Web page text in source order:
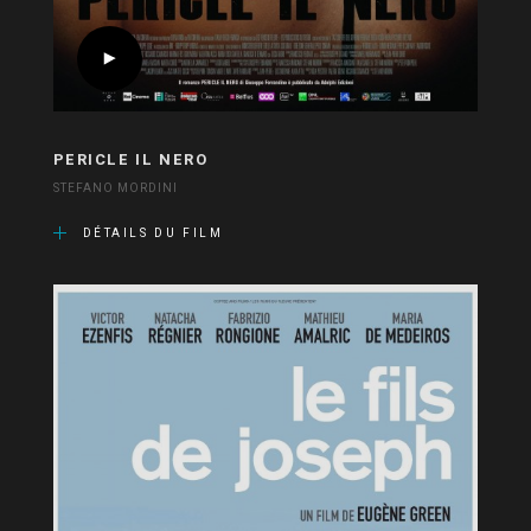
PERICLE IL NERO
STEFANO MORDINI
DÉTAILS DU FILM